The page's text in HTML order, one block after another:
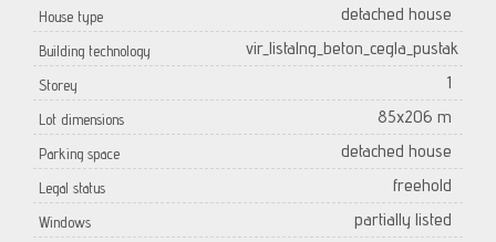
House type detached house
Building technology vir_listalng_beton_cegla_pustak
Storey 1
Lot dimensions 85x206 m
Parking space detached house
Legal status freehold
Windows partially listed